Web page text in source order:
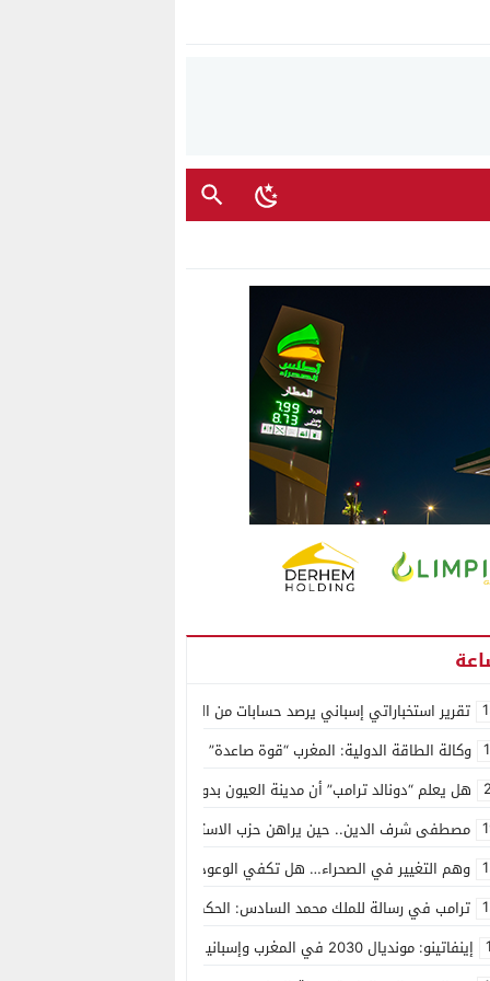
تقرير استخباراتي إسباني يرصد حسابات من الجزائر وأرقاما بـ”213+” ضمن حملة رقمية منظمة حرّضت على اقتحام سبتة
وكالة الطاقة الدولية: المغرب “قوة صاعدة” في سوق المعادن الاستراتيجية
هل يعلم “دونالد ترامب” أن مدينة العيون بدون ماء؟
مصطفى شرف الدين.. حين يراهن حزب الاستقلال على الكفاءة ويمنح الشباب
وهم التغيير في الصحراء… هل تكفي الوعود الفارغة لصناعة الواقع؟
ترامب في رسالة للملك محمد السادس: الحكم الذاتي هو الأساس الوحيد لحل
إينفاتينو: مونديال 2030 في المغرب وإسبانيا والبرتغال سيكون “الأجمل في التاريخ”